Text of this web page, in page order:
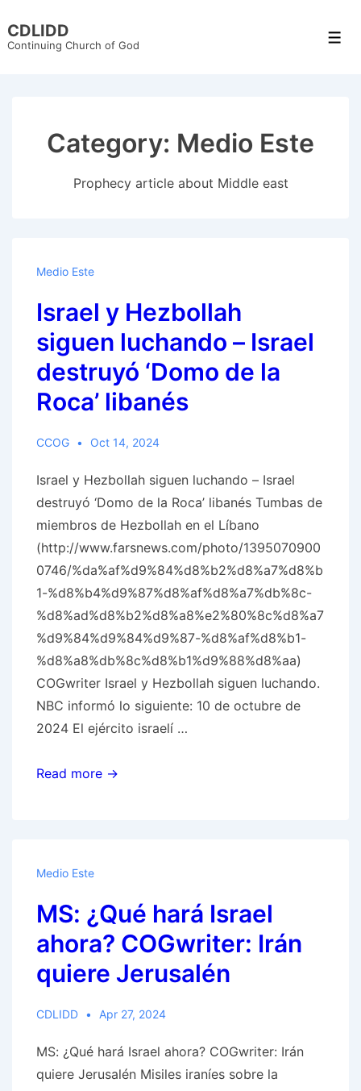
Skip
CDLIDD
Continuing Church of God
Category: Medio Este
Prophecy article about Middle east
Medio Este
Israel y Hezbollah
siguen luchando – Israel
destruyó ‘Domo de la
Roca’ libanés
CCOG Oct 14, 2024
Israel y Hezbollah siguen luchando – Israel
destruyó ‘Domo de la Roca’ libanés Tumbas de
miembros de Hezbollah en el Líbano
(http://www.farsnews.com/photo/1395070900
0746/%da%af%d9%84%d8%b2%d8%a7%d8%b
1-%d8%b4%d9%87%d8%af%d8%a7%db%8c-
%d8%ad%d8%b2%d8%a8%e2%80%8c%d8%a7
%d9%84%d9%84%d9%87-%d8%af%d8%b1-
%d8%a8%db%8c%d8%b1%d9%88%d8%aa)
COGwriter Israel y Hezbollah siguen luchando.
NBC informó lo siguiente: 10 de octubre de
2024 El ejército israelí …
Israel
Israel
destruyó
‘Domo
de
Roca’
libanés
Read more →
Medio Este
MS: ¿Qué hará Israel
ahora? COGwriter: Irán
quiere Jerusalén
CDLIDD Apr 27, 2024
MS: ¿Qué hará Israel ahora? COGwriter: Irán
quiere Jerusalén Misiles iraníes sobre la